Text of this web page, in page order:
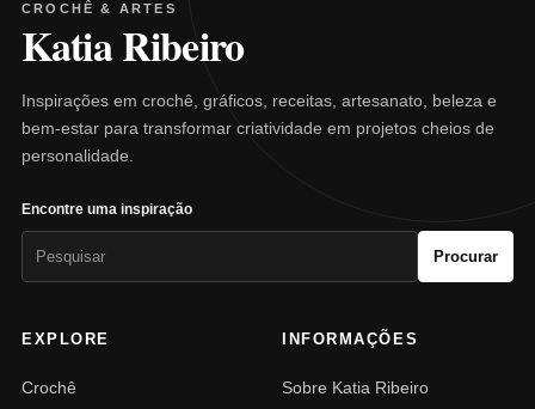
CROCHÊ & ARTES
Katia Ribeiro
Inspirações em crochê, gráficos, receitas, artesanato, beleza e
bem-estar para transformar criatividade em projetos cheios de
personalidade.
Encontre uma inspiração
Procurar
EXPLORE
Crochê
INFORMAÇÕES
Sobre Katia Ribeiro